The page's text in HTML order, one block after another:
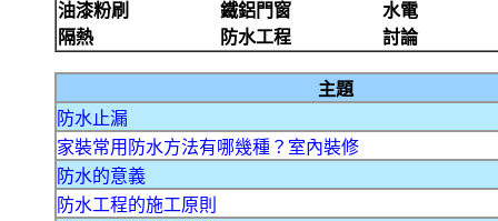
油漆粉刷
鐵鋁門窗
水電
隔熱
防水工程 討論
主題
防水止漏
家裝常用防水方法有哪幾種？室內裝修
防水的意義
防水工程的施工原則